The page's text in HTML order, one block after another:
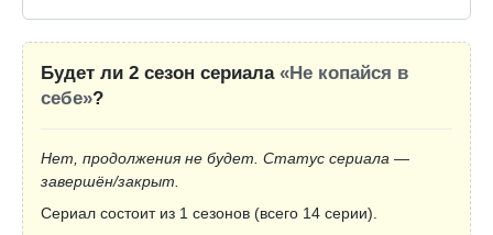
Будет ли 2 сезон сериала «Не копайся в
себе»?
Нет, продолжения не будет. Статус сериала —
завершён/закрыт.
Сериал состоит из 1 сезонов (всего 14 серии).